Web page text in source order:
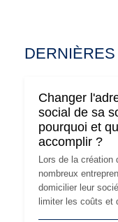
Changer
social de sa
pourquoi et
accomplir ?
Lors de la création
nombreux
domicilier leur
limiter les coûts et